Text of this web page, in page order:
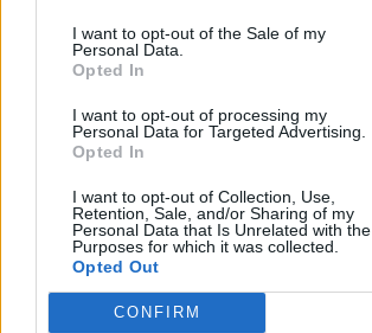
I want to opt-out of the Sale of my
Personal Data.
Opted In
I want to opt-out of processing my
Personal Data for Targeted Advertising.
Opted In
I want to opt-out of Collection, Use,
Retention, Sale, and/or Sharing of my
Personal Data that Is Unrelated with the
Purposes for which it was collected.
Opted Out
CONFIRM
Autore